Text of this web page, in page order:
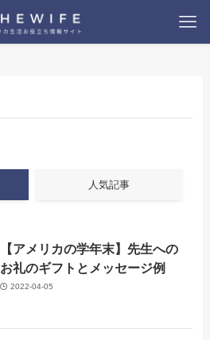
人気記事
【アメリカの学年末】先生への
お礼のギフトとメッセージ例
2022-04-05